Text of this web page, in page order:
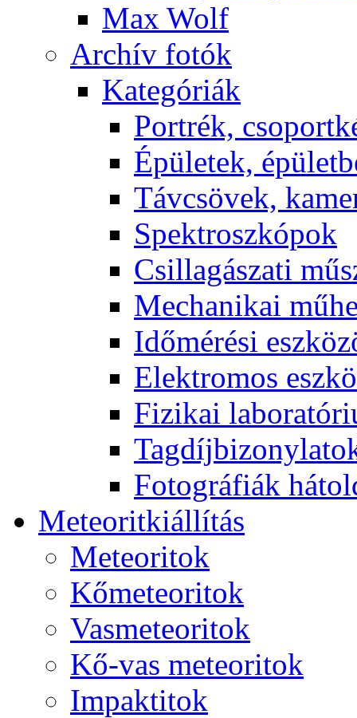
Max Wolf
Ar­chív fo­tók
Ka­te­gó­ri­ák
Port­rék,
Épü­le­tek,
Táv­csö­vek,
Spekt­rosz­kó­pok
Csil­la­gá­sza­ti
Me­cha­ni­kai
Idő­mé­ré­si
Elekt­ro­mos
Fi­zi­kai
Fo­tog­rá­fi­ák
Me­te­o­rit­ki­ál­lí­tás
Me­te­o­ri­tok
Kő­me­te­o­ri­tok
Vas­me­te­o­ri­tok
Kő-vas me­te­o­ri­tok
Imp­ak­ti­tok